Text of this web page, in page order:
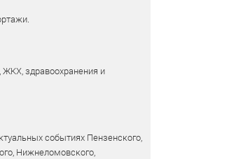
ЖКХ, здравоохранения и
событиях Пензенского,
Нижнеломовского,